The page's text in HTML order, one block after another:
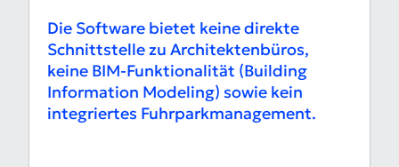
Die Software bietet keine direkte
Schnittstelle zu Architektenbüros,
keine BIM-Funktionalität (Building
Information Modeling) sowie kein
integriertes Fuhrparkmanagement.